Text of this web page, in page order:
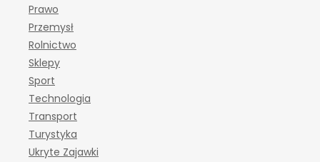
Prawo
Przemysł
Rolnictwo
Sklepy
Sport
Technologia
Transport
Turystyka
Ukryte Zajawki